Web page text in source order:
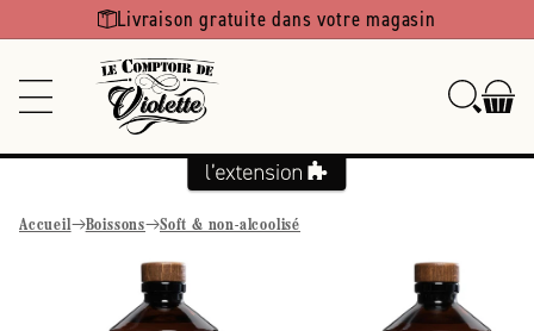
Ignorer et
passer au Livraison gratuite dans votre magasin
Accueil Boissons Soft & non-alcoolisé